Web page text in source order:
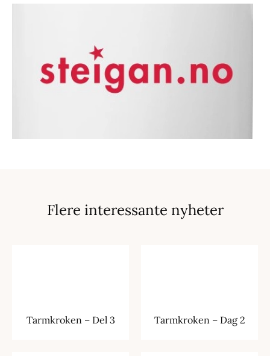
Flere interessante nyheter
Tarmkroken – Del 3 Tarmkroken – Dag 2